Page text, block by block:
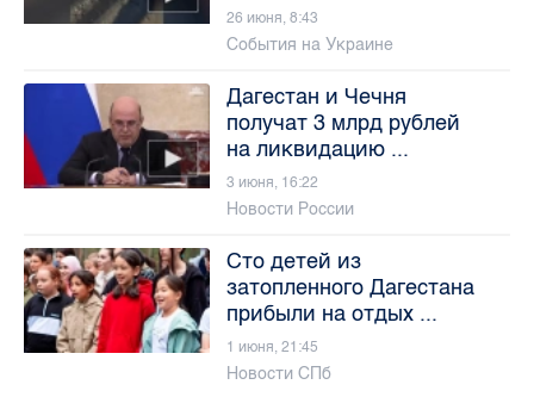
26 июня, 8:43
События на Украине
Дагестан и Чечня
получат 3 млрд рублей
на ликвидацию ...
3 июня, 16:22
Новости России
Сто детей из
затопленного Дагестана
прибыли на отдых ...
1 июня, 21:45
Новости СПб